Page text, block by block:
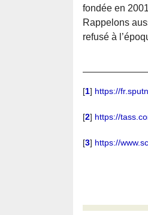
fondée en
Rappelons
refusé à
[1] https://
[2] https://
[3] https://